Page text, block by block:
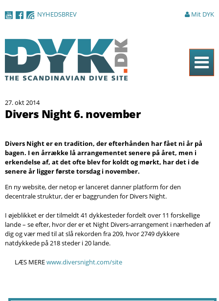
NYHEDSBREV Mit DYK
Magasinet
Artikler
DYK Guiden
Shop
Søg
27. okt 2014
Divers Night 6. november
Divers Night er en tradition, der efterhånden har fået ni år på
bagen. I en årrække lå arrangementet senere på året, men i
erkendelse af, at det ofte blev for koldt og mørkt, har det i de
senere år ligger første torsdag i november.
En ny website, der netop er lanceret danner platform for den
decentrale struktur, der er baggrunden for Divers Night.
I øjeblikket er der tilmeldt 41 dykkesteder fordelt over 11 forskellige
lande – se efter, hvor der er et Night Divers-arrangement i nærheden af
dig og vær med til at slå rekorden fra 209, hvor 2749 dykkere
natdykkede på 218 steder i 20 lande.
LÆS MEREwww.diversnight.com/site